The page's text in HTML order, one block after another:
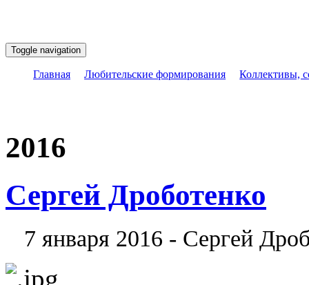
Toggle navigation
Главная Любительские формирования Коллективы,
2016
Сергей Дроботенко
7 января 2016 - Сергей